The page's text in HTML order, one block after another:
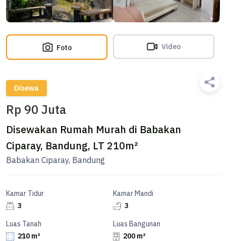
Foto Video
Disewa
Rp 90 Juta
Disewakan Rumah Murah di Babakan
Ciparay, Bandung, LT 210m²
Babakan Ciparay, Bandung
Kamar Tidur
3
Kamar Mandi
3
Luas Tanah
210 m²
Luas Bangunan
200 m²